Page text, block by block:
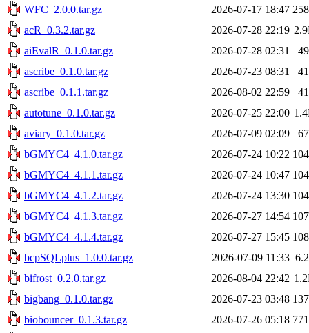
WFC_2.0.0.tar.gz
2026-07-17 18:47
acR_0.3.2.tar.gz
2026-07-28 22:19
aiEvalR_0.1.0.tar.gz
2026-07-28 02:31
ascribe_0.1.0.tar.gz
2026-07-23 08:31
ascribe_0.1.1.tar.gz
2026-08-02 22:59
autotune_0.1.0.tar.gz
2026-07-25 22:00
aviary_0.1.0.tar.gz
2026-07-09 02:09
bGMYC4_4.1.0.tar.gz
2026-07-24 10:22
bGMYC4_4.1.1.tar.gz
2026-07-24 10:47
bGMYC4_4.1.2.tar.gz
2026-07-24 13:30
bGMYC4_4.1.3.tar.gz
2026-07-27 14:54
bGMYC4_4.1.4.tar.gz
2026-07-27 15:45
bcpSQLplus_1.0.0.tar.gz
2026-07-09 11:33
bifrost_0.2.0.tar.gz
2026-08-04 22:42
bigbang_0.1.0.tar.gz
2026-07-23 03:48
biobouncer_0.1.3.tar.gz
2026-07-26 05:18